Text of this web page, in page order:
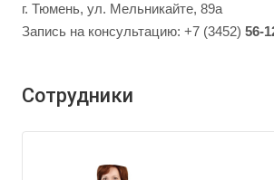
г. Тюмень, ул. Мельникайте, 89а
Запись на консультацию: +7 (3452) 56-
Сотрудники